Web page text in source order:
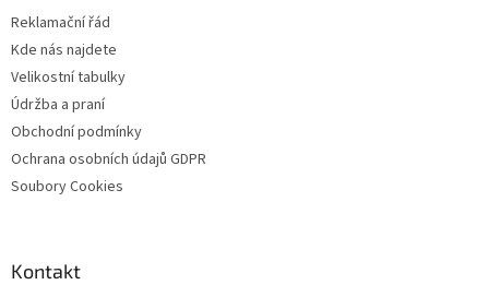
Reklamační řád
Kde nás najdete
Velikostní tabulky
Údržba a praní
Obchodní podmínky
Ochrana osobních údajů GDPR
Soubory Cookies
Kontakt